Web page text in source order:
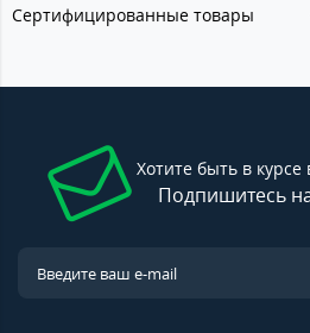
Сертифицированные товары
Хотите быть в курсе
Подпишитесь